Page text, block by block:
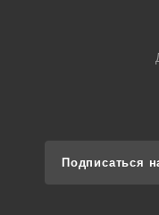
Подписаться